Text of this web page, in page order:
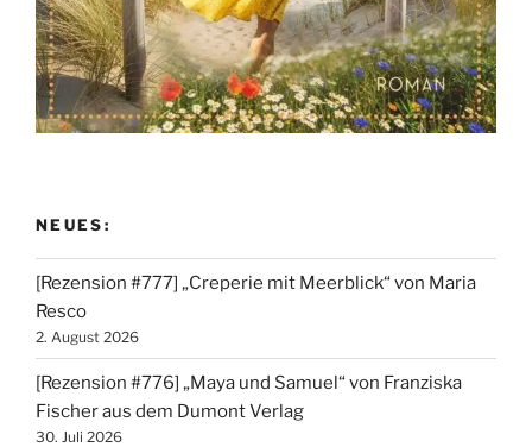
NEUES:
[Rezension #777] „Creperie mit Meerblick“ von Maria
Resco
2. August 2026
[Rezension #776] „Maya und Samuel“ von Franziska
Fischer aus dem Dumont Verlag
30. Juli 2026